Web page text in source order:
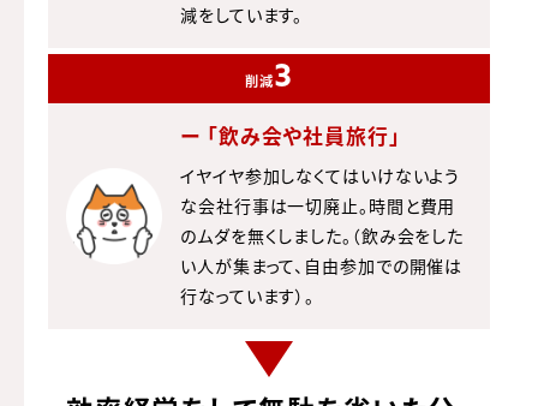
減をしています。
削減3
ー 「飲み会や社員旅行」
イヤイヤ参加しなくてはいけないよう
な会社行事は一切廃止。時間と費用
のムダを無くしました。（飲み会をした
い人が集まって、自由参加での開催は
行なっています）。